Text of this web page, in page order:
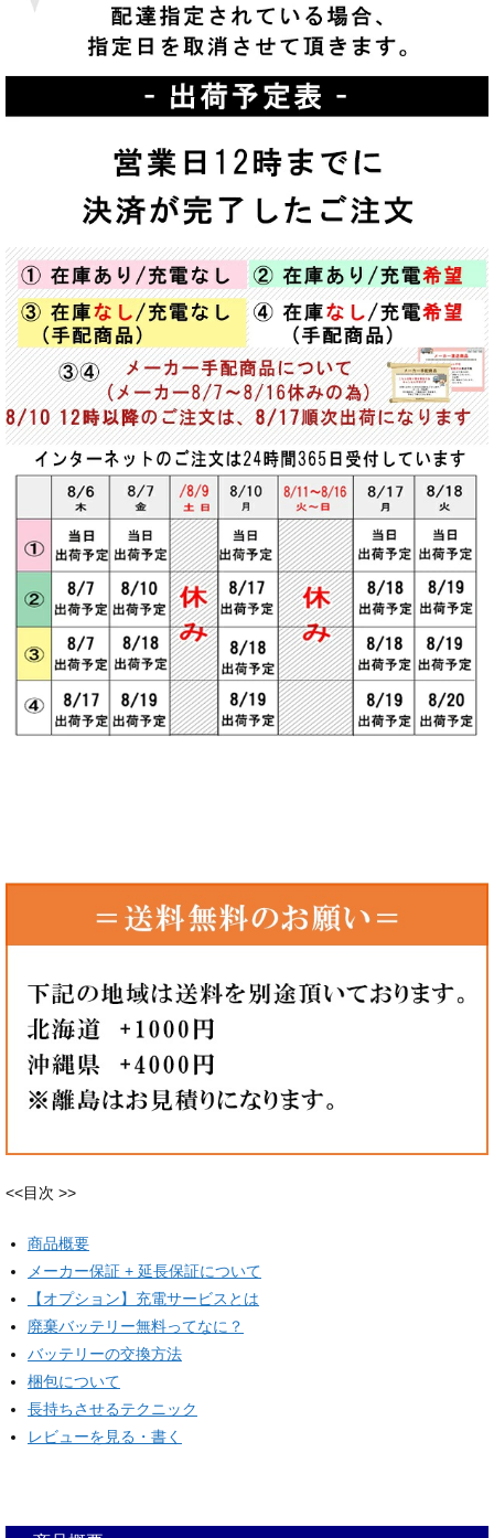
<<目次 >>
商品概要
メーカー保証 + 延長保証について
【オプション】充電サービスとは
廃棄バッテリー無料ってなに？
バッテリーの交換方法
梱包について
長持ちさせるテクニック
レビューを見る・書く